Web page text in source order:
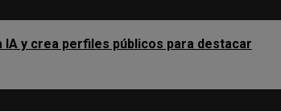
y crea perfiles públicos para destacar